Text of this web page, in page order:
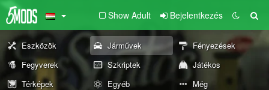
Show Adult Bejelentkezés
Eszközök Járművek
Fényezések
Fegyverek
Szkriptek
Játékos
Térképek
Egyéb Még